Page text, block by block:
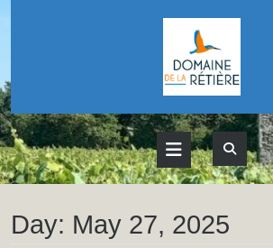
Open
Button
Day: May 27, 2025